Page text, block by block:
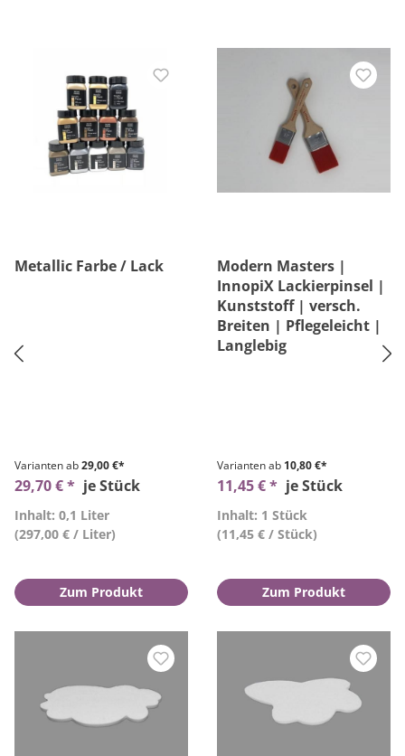
Metallic Farbe / Lack
Varianten ab29,00 €*
29,70 € * je Stück
Inhalt: 0,1 Liter
(297,00 € / Liter)
Zum Produkt
Modern Masters |
InnopiX Lackierpinsel |
Kunststoff | versch.
Breiten | Pflegeleicht |
Langlebig
Varianten ab 10,80 €*
11,45 € * je Stück
Inhalt: 1 Stück
(11,45 € / Stück)
Zum Produkt